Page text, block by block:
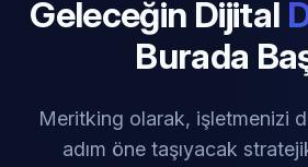
Geleceğin Dijital
Burada
Meritking olarak, işletmenizi
adım öne taşıyacak